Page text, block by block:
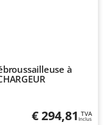
à
€ 294,81 TVA
Inclus